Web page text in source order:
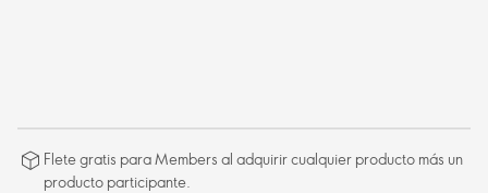
Flete gratis para Members al adquirir cualquier producto más un
producto participante.